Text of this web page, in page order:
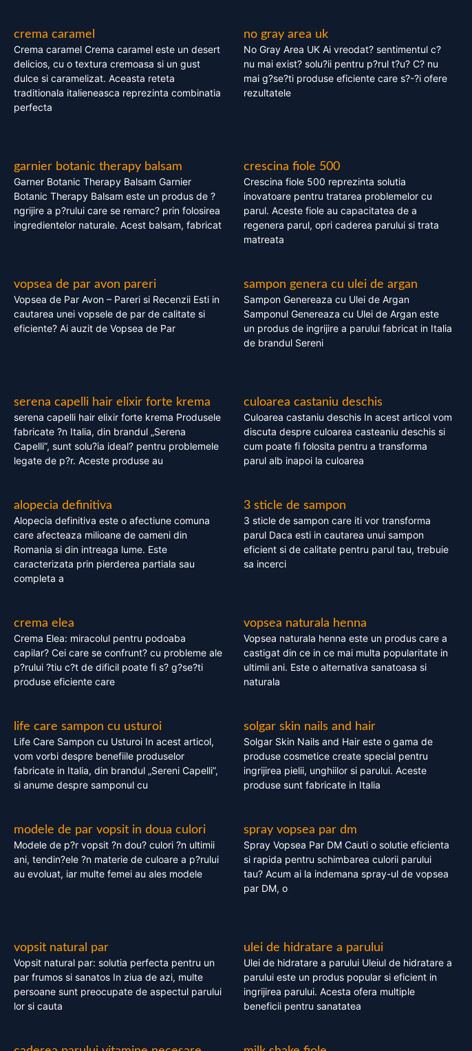
crema caramel
Crema caramel Crema caramel este un desert
delicios, cu o textura cremoasa si un gust
dulce si caramelizat. Aceasta reteta
traditionala italieneasca reprezinta combinatia
perfecta
no gray area uk
No Gray Area UK Ai vreodat? sentimentul c?
nu mai exist? solu?ii pentru p?rul t?u? C? nu
mai g?se?ti produse eficiente care s?-?i ofere
rezultatele
garnier botanic therapy balsam
Garner Botanic Therapy Balsam Garnier
Botanic Therapy Balsam este un produs de ?
ngrijire a p?rului care se remarc? prin folosirea
ingredientelor naturale. Acest balsam, fabricat
crescina fiole 500
Crescina fiole 500 reprezinta solutia
inovatoare pentru tratarea problemelor cu
parul. Aceste fiole au capacitatea de a
regenera parul, opri caderea parului si trata
matreata
vopsea de par avon pareri
Vopsea de Par Avon – Pareri si Recenzii Esti in
cautarea unei vopsele de par de calitate si
eficiente? Ai auzit de Vopsea de Par
sampon genera cu ulei de argan
Sampon Genereaza cu Ulei de Argan
Samponul Genereaza cu Ulei de Argan este
un produs de ingrijire a parului fabricat in Italia
de brandul Sereni
serena capelli hair elixir forte krema
serena capelli hair elixir forte krema Produsele
fabricate ?n Italia, din brandul „Serena
Capelli”, sunt solu?ia ideal? pentru problemele
legate de p?r. Aceste produse au
culoarea castaniu deschis
Culoarea castaniu deschis In acest articol vom
discuta despre culoarea casteaniu deschis si
cum poate fi folosita pentru a transforma
parul alb inapoi la culoarea
alopecia definitiva
Alopecia definitiva este o afectiune comuna
care afecteaza milioane de oameni din
Romania si din intreaga lume. Este
caracterizata prin pierderea partiala sau
completa a
3 sticle de sampon
3 sticle de sampon care iti vor transforma
parul Daca esti in cautarea unui sampon
eficient si de calitate pentru parul tau, trebuie
sa incerci
crema elea
Crema Elea: miracolul pentru podoaba
capilar? Cei care se confrunt? cu probleme ale
p?rului ?tiu c?t de dificil poate fi s? g?se?ti
produse eficiente care
vopsea naturala henna
Vopsea naturala henna este un produs care a
castigat din ce in ce mai multa popularitate in
ultimii ani. Este o alternativa sanatoasa si
naturala
life care sampon cu usturoi
Life Care Sampon cu Usturoi In acest articol,
vom vorbi despre benefiile produselor
fabricate in Italia, din brandul „Sereni Capelli”,
si anume despre samponul cu
solgar skin nails and hair
Solgar Skin Nails and Hair este o gama de
produse cosmetice create special pentru
ingrijirea pielii, unghiilor si parului. Aceste
produse sunt fabricate in Italia
modele de par vopsit in doua culori
Modele de p?r vopsit ?n dou? culori ?n ultimii
ani, tendin?ele ?n materie de culoare a p?rului
au evoluat, iar multe femei au ales modele
spray vopsea par dm
Spray Vopsea Par DM Cauti o solutie eficienta
si rapida pentru schimbarea culorii parului
tau? Acum ai la indemana spray-ul de vopsea
par DM, o
vopsit natural par
Vopsit natural par: solutia perfecta pentru un
par frumos si sanatos In ziua de azi, multe
persoane sunt preocupate de aspectul parului
lor si cauta
ulei de hidratare a parului
Ulei de hidratare a parului Uleiul de hidratare a
parului este un produs popular si eficient in
ingrijirea parului. Acesta ofera multiple
beneficii pentru sanatatea